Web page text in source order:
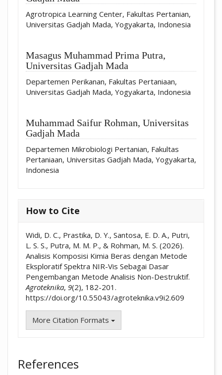
Agrotropica Learning Center, Fakultas Pertanian,
Universitas Gadjah Mada, Yogyakarta, Indonesia
Masagus Muhammad Prima Putra,
Universitas Gadjah Mada
Departemen Perikanan, Fakultas Pertaniaan,
Universitas Gadjah Mada, Yogyakarta, Indonesia
Muhammad Saifur Rohman, Universitas
Gadjah Mada
Departemen Mikrobiologi Pertanian, Fakultas
Pertaniaan, Universitas Gadjah Mada, Yogyakarta,
Indonesia
How to Cite
Widi, D. C., Prastika, D. Y., Santosa, E. D. A., Putri,
L. S. S., Putra, M. M. P., & Rohman, M. S. (2026).
Analisis Komposisi Kimia Beras dengan Metode
Eksploratif Spektra NIR-Vis Sebagai Dasar
Pengembangan Metode Analisis Non-Destruktif.
Agroteknika, 9(2), 182-201.
https://doi.org/10.55043/agroteknika.v9i2.609
More Citation Formats
References